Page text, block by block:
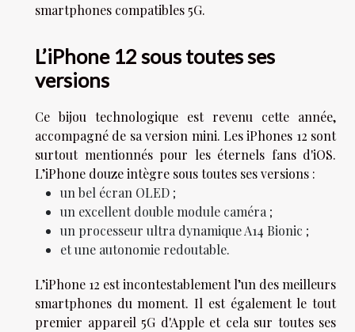
smartphones compatibles 5G.
L’iPhone 12 sous toutes ses
versions
Ce bijou technologique est revenu cette année,
accompagné de sa version mini. Les iPhones 12 sont
surtout mentionnés pour les éternels fans d'iOS.
L’iPhone douze intègre sous toutes ses versions :
un bel écran OLED ;
un excellent double module caméra ;
un processeur ultra dynamique A14 Bionic ;
et une autonomie redoutable.
L’iPhone 12 est incontestablement l’un des meilleurs
smartphones du moment. Il est également le tout
premier appareil 5G d'Apple et cela sur toutes ses